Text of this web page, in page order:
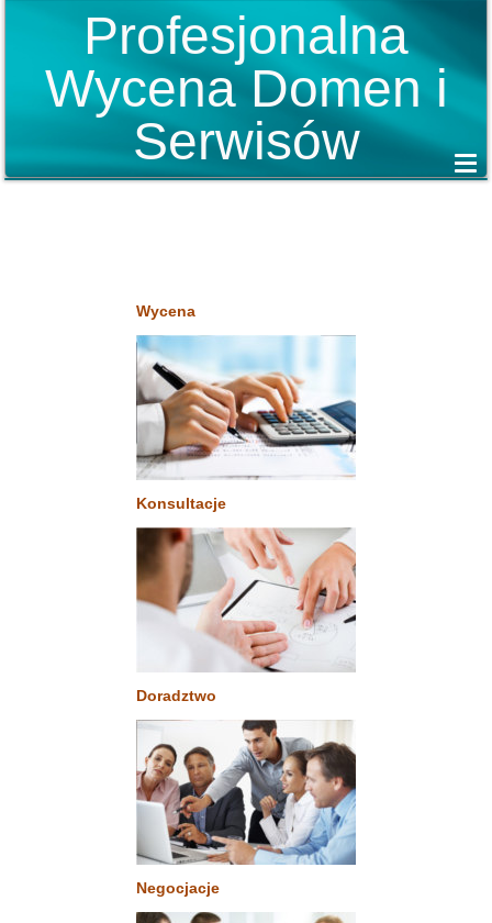
Profesjonalna
Wycena Domen i
Serwisów
Wycena
Konsultacje
Doradztwo
Negocjacje